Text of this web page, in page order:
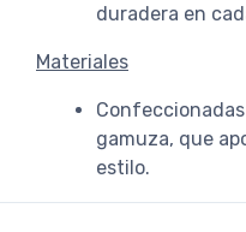
duradera en
Materiales
gamuza, que
estilo.